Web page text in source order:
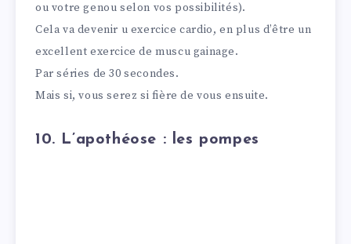
ou votre genou selon vos possibilités).
Cela va devenir u exercice cardio, en plus d’être un
excellent exercice de muscu gainage.
Par séries de 30 secondes.
Mais si, vous serez si fière de vous ensuite.
10. L’apothéose : les pompes